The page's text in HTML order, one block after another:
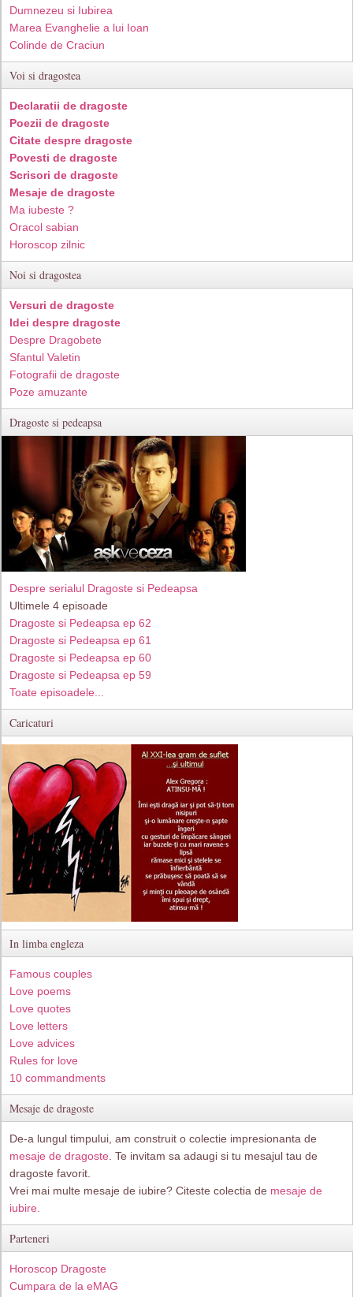
Dumnezeu si Iubirea
Marea Evanghelie a lui Ioan
Colinde de Craciun
Voi si dragostea
Declaratii de dragoste
Poezii de dragoste
Citate despre dragoste
Povesti de dragoste
Scrisori de dragoste
Mesaje de dragoste
Ma iubeste ?
Oracol sabian
Horoscop zilnic
Noi si dragostea
Versuri de dragoste
Idei despre dragoste
Despre Dragobete
Sfantul Valetin
Fotografii de dragoste
Poze amuzante
Dragoste si pedeapsa
Despre serialul Dragoste si Pedeapsa
Ultimele 4 episoade
Dragoste si Pedeapsa ep 62
Dragoste si Pedeapsa ep 61
Dragoste si Pedeapsa ep 60
Dragoste si Pedeapsa ep 59
Toate episoadele...
Caricaturi
In limba engleza
Famous couples
Love poems
Love quotes
Love letters
Love advices
Rules for love
10 commandments
Mesaje de dragoste
De-a lungul timpului, am construit o colectie impresionanta de
mesaje de dragoste . Te invitam sa adaugi si tu mesajul tau de
dragoste favorit.
Vrei mai multe mesaje de iubire? Citeste colectia de mesaje de
iubire.
Parteneri
Horoscop Dragoste
Cumpara de la eMAG